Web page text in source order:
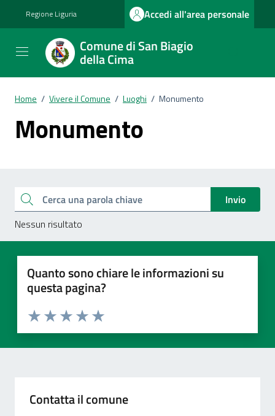
Regione Liguria Accedi all'area personale
Comune di San Biagio
della Cima
Home / Vivere il Comune / Luoghi / Monumento
Monumento
Esplora tutti i documenti
Cerca una parola chiave
Invio
Nessun risultato
Quanto sono chiare le informazioni su
questa pagina?
Valuta 5 stelle su 5
Valuta 4 stelle su 5
Valuta 3 stelle su 5
Valuta 2 stelle su 5
Valuta 1 stelle su 5
Contatta il comune